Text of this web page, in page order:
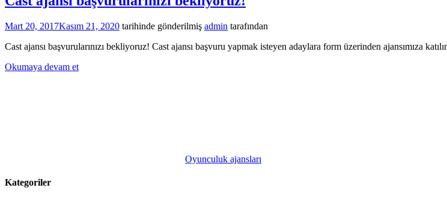
Mart 20, 2017Kasım 21, 2020 tarihinde gönderilmiş admin tarafından
Cast ajansı başvurularınızı bekliyoruz! Cast ajansı başvuru yapmak isteyen adaylara form üzerinden ajansımıza
Okumaya devam et
Oyunculuk ajansları
Kategoriler